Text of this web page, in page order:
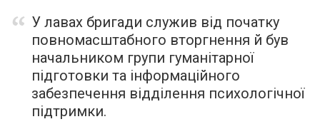
У лавах бригади служив від початку
повномасштабного вторгнення й був
начальником групи гуманітарної
підготовки та інформаційного
забезпечення відділення психологічної
підтримки.